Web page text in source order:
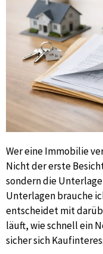
Wer eine Immobilie
Nicht der erste
sondern die
Unterlagen brauche
entscheidet mit
läuft, wie schnell ein
sicher sich